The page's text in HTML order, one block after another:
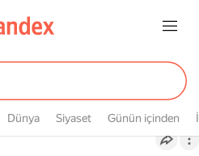
Dünya Siyaset Günün içinden